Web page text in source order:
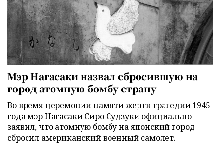
Мэр Нагасаки назвал сбросившую на
город атомную бомбу страну
Во время церемонии памяти жертв трагедии 1945
года мэр Нагасаки Сиро Судзуки официально
заявил, что атомную бомбу на японский город
сбросил американский военный самолет.